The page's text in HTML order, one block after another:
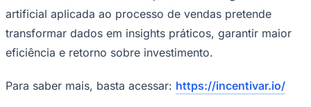
São Paulo
artificial aplicada ao processo de vendas pretende
transformar dados em insights práticos, garantir maior
eficiência e retorno sobre investimento.
Para saber mais, basta acessar: https://incentivar.io/